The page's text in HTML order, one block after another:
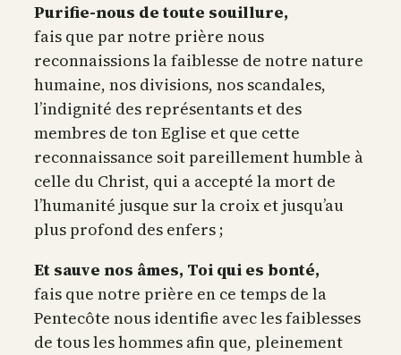
Purifie-nous de toute souillure,
fais que par notre prière nous
reconnaissions la faiblesse de notre nature
humaine, nos divisions, nos scandales,
l’indignité des représentants et des
membres de ton Eglise et que cette
reconnaissance soit pareillement humble à
celle du Christ, qui a accepté la mort de
l’humanité jusque sur la croix et jusqu’au
plus profond des enfers ;
Et sauve nos âmes, Toi qui es bonté,
fais que notre prière en ce temps de la
Pentecôte nous identifie avec les faiblesses
de tous les hommes afin que, pleinement